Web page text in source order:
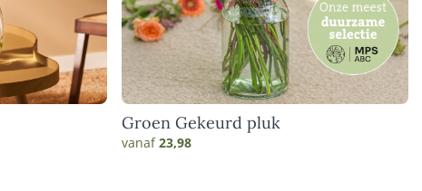
Groen Gekeurd pluk
vanaf23,98